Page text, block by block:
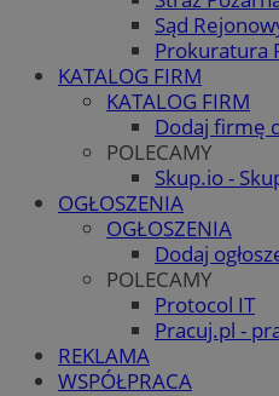
Sąd
Prokuratura
KATALOG FIRM
KATALOG FIRM
Dodaj firmę
POLECAMY
Skup.io -
OGŁOSZENIA
OGŁOSZENIA
Dodaj
POLECAMY
Protocol IT
Pracuj.pl -
REKLAMA
WSPÓŁPRACA